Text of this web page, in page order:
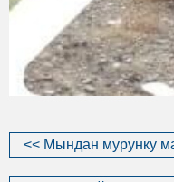
<< Мындан мурунку